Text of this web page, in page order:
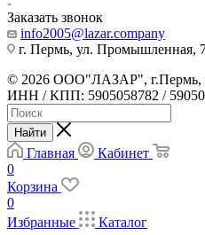
Заказать звонок
info2005@lazar.company
г. Пермь, ул. Промышленная,
© 2026 ООО"ЛАЗАР", г.Пермь,
ИНН / КПП: 5905058782 /
Найти
Главная
Кабинет
0
Корзина
0
Избранные
Каталог